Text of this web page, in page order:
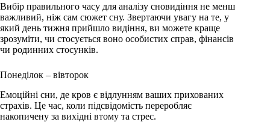
Вибір правильного часу для аналізу сновидіння не менш
важливий, ніж сам сюжет сну. Звертаючи увагу на те, у
який день тижня прийшло видіння, ви можете краще
зрозуміти, чи стосується воно особистих справ, фінансів
чи родинних стосунків.
Понеділок – вівторок
Емоційні сни, де кров є відлунням ваших прихованих
страхів. Це час, коли підсвідомість переробляє
накопичену за вихідні втому та стрес.